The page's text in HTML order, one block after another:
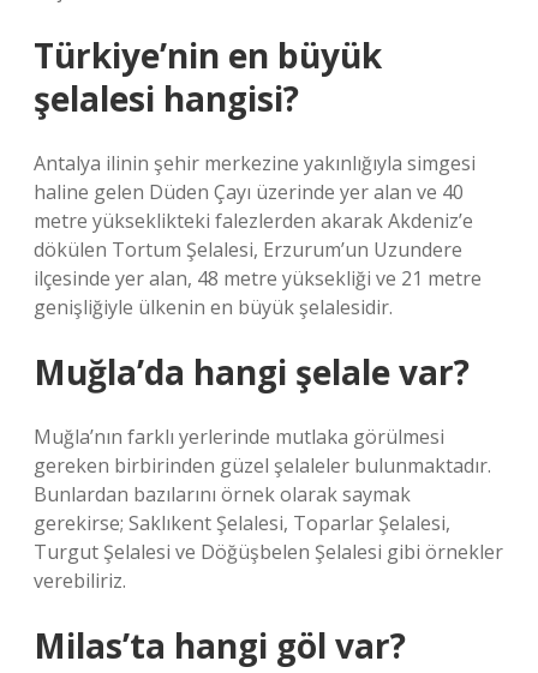
Türkiye’nin en büyük
şelalesi hangisi?
Antalya ilinin şehir merkezine yakınlığıyla simgesi
haline gelen Düden Çayı üzerinde yer alan ve 40
metre yükseklikteki falezlerden akarak Akdeniz’e
dökülen Tortum Şelalesi, Erzurum’un Uzundere
ilçesinde yer alan, 48 metre yüksekliği ve 21 metre
genişliğiyle ülkenin en büyük şelalesidir.
Muğla’da hangi şelale var?
Muğla’nın farklı yerlerinde mutlaka görülmesi
gereken birbirinden güzel şelaleler bulunmaktadır.
Bunlardan bazılarını örnek olarak saymak
gerekirse; Saklıkent Şelalesi, Toparlar Şelalesi,
Turgut Şelalesi ve Döğüşbelen Şelalesi gibi örnekler
verebiliriz.
Milas’ta hangi göl var?